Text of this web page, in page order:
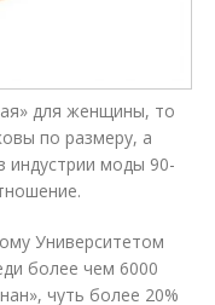
для женщины, то
по размеру, а
индустрии моды 90-
Университетом
более чем 6000
чуть более 20%